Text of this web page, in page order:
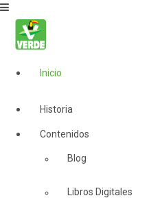
Inicio
Historia
Contenidos
Blog
Libros Digitales